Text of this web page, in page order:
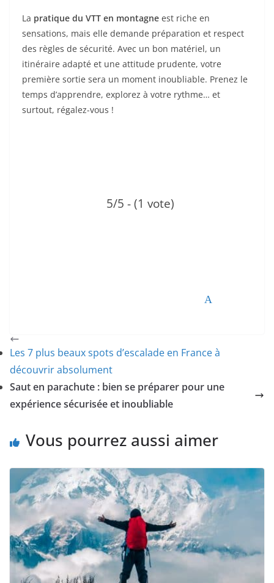
La pratique du VTT en montagne est riche en
sensations, mais elle demande préparation et respect
des règles de sécurité. Avec un bon matériel, un
itinéraire adapté et une attitude prudente, votre
première sortie sera un moment inoubliable. Prenez le
temps d’apprendre, explorez à votre rythme… et
surtout, régalez-vous !
5/5 - (1 vote)
Les 7 plus beaux spots d’escalade en France à
découvrir absolument
Saut en parachute : bien se préparer pour une
expérience sécurisée et inoubliable
Vous pourrez aussi aimer